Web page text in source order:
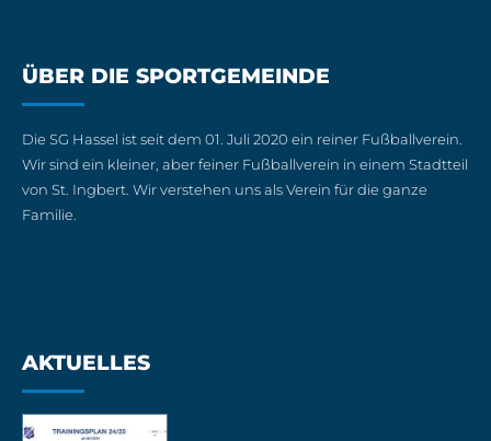
ÜBER DIE SPORTGEMEINDE
Die SG Hassel ist seit dem 01. Juli 2020 ein reiner Fußballverein.
Wir sind ein kleiner, aber feiner Fußballverein in einem Stadtteil
von St. Ingbert. Wir verstehen uns als Verein für die ganze
Familie.
AKTUELLES